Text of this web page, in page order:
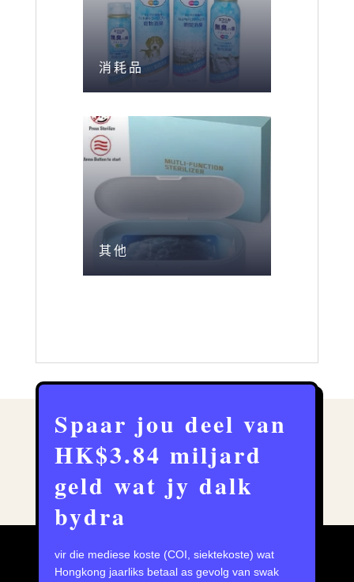
消耗品
其他
Spaar jou deel van
HK$3.84 miljard
geld wat jy dalk
bydra
vir die mediese koste (COI, siektekoste) wat
Hongkong jaarliks betaal as gevolg van swak